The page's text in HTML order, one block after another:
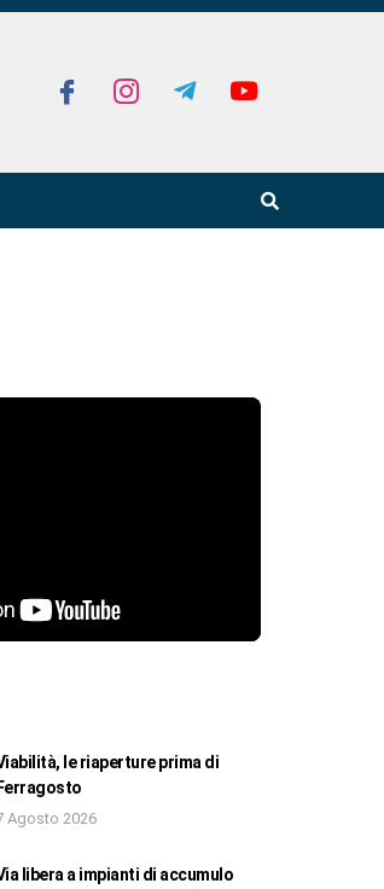
le riaperture prima di
Ferragosto
Agosto 2026
libera a impianti di accumulo